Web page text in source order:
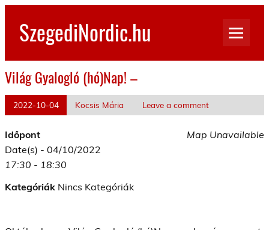
Skip
contentSzegediNordic.hu
Világ Gyalogló (hó)Nap! –
2022-10-04 Kocsis Mária Leave a comment
Map Unavailable
Időpont
Date(s) - 04/10/2022
17:30 - 18:30
Kategóriák Nincs Kategóriák